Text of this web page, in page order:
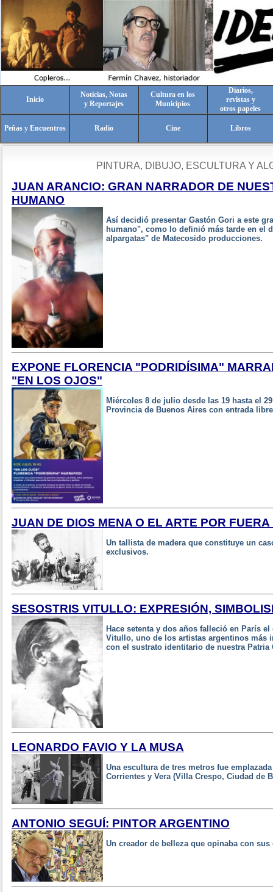
Inicio
Noticias, Notas
y Reportajes
Cultura en los
Municipios
Diarios,
revistas y
otros papeles
Peñas y Encuentros Radio Cine Libros
PINTURA, DIBUJO, ESCULTURA Y
JUAN ARANCIO: GRAN NARRADOR DE
HUMANO
Así decidió presentar Gastón Gori a este
humano", como lo definió más tarde en el
alpargatas" de Matecosido producciones.
EXPONE FLORENCIA "PODRIDÍSIMA"
"EN LOS OJOS"
Miércoles 8 de julio desde las 19 hasta el
Provincia de Buenos Aires con entrada
JUAN DE DIOS MENA O EL ARTE POR
Un tallista de madera que constituye un
exclusivos.
SESOSTRIS VITULLO: EXPRESIÓN,
Hace setenta y dos años falleció en París
Vitullo, uno de los artistas argentinos más
con el sustrato identitario de nuestra Patria
LEONARDO FAVIO Y LA MUSA
Una escultura de tres metros fue
Corrientes y Vera (Villa Crespo, Ciudad de
ANTONIO SEGUÍ: PINTOR ARGENTINO
Un creador de belleza que opinaba con sus